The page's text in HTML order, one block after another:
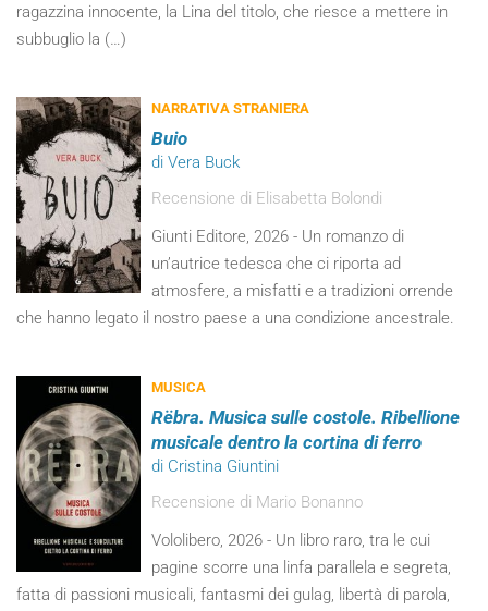
ragazzina innocente, la Lina del titolo, che riesce a mettere in
subbuglio la (…)
NARRATIVA STRANIERA
Buio
di Vera Buck
Recensione di Elisabetta Bolondi
Giunti Editore, 2026 - Un romanzo di
un’autrice tedesca che ci riporta ad
atmosfere, a misfatti e a tradizioni orrende
che hanno legato il nostro paese a una condizione ancestrale.
MUSICA
Rëbra. Musica sulle costole. Ribellione
musicale dentro la cortina di ferro
di Cristina Giuntini
Recensione di Mario Bonanno
Vololibero, 2026 - Un libro raro, tra le cui
pagine scorre una linfa parallela e segreta,
fatta di passioni musicali, fantasmi dei gulag, libertà di parola,